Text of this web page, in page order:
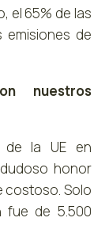
el 65% de las
emisiones de
nuestros
la UE en
honor
costoso. Solo
fue de 5.500